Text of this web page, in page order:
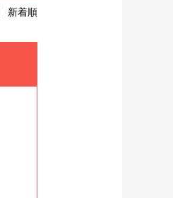
新着順